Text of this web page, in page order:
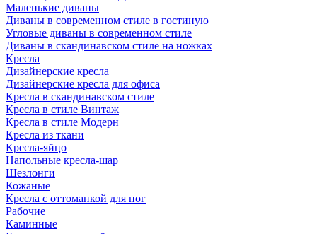
Маленькие диваны
Диваны в современном стиле в гостиную
Угловые диваны в современном стиле
Диваны в скандинавском стиле на ножках
Кресла
Дизайнерские кресла
Дизайнерские кресла для офиса
Кресла в скандинавском стиле
Кресла в стиле Винтаж
Кресла в стиле Модерн
Кресла из ткани
Кресла-яйцо
Напольные кресла-шар
Шезлонги
Кожаные
Кресла с оттоманкой для ног
Рабочие
Каминные